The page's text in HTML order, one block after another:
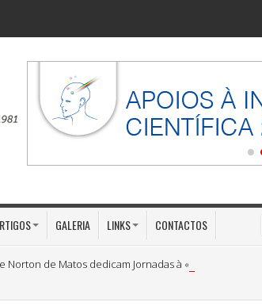
GALERIA LINKS CONTACTOS
de Matos dedicam Jornadas à «Medicina